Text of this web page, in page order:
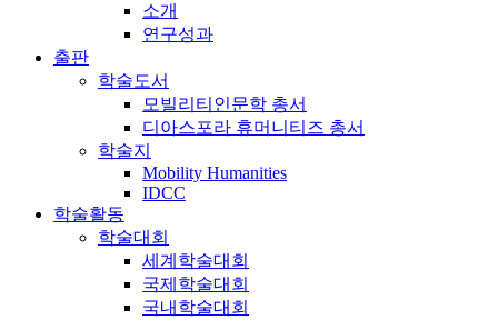
소개
연구성과
출판
학술도서
모빌리티인문학 총서
디아스포라 휴머니티즈 총서
학술지
Mobility Humanities
IDCC
학술활동
학술대회
세계학술대회
국제학술대회
국내학술대회